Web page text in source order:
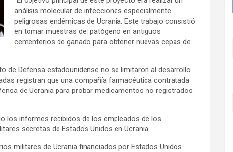
análisis molecular de infecciones especialmente
peligrosas endémicas de Ucrania. Este trabajo consistió
en tomar muestras del patógeno en antiguos
cementerios de ganado para obtener nuevas cepas de
de Defensa estadounidense no se limitaron al desarrollo
registran que una compañía farmacéutica contratada
de Ucrania para probar medicamentos no registrados
los informes recibidos de los empleados de los
secretas de Estados Unidos en Ucrania.
militares de Ucrania financiados por Estados Unidos